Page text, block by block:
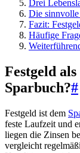
Drei
Die
Fazit:
Häufige
Festgeld
Sparbuch?#
Festgeld ist dem
feste Laufzeit und
liegen die Zinsen
vergleicht